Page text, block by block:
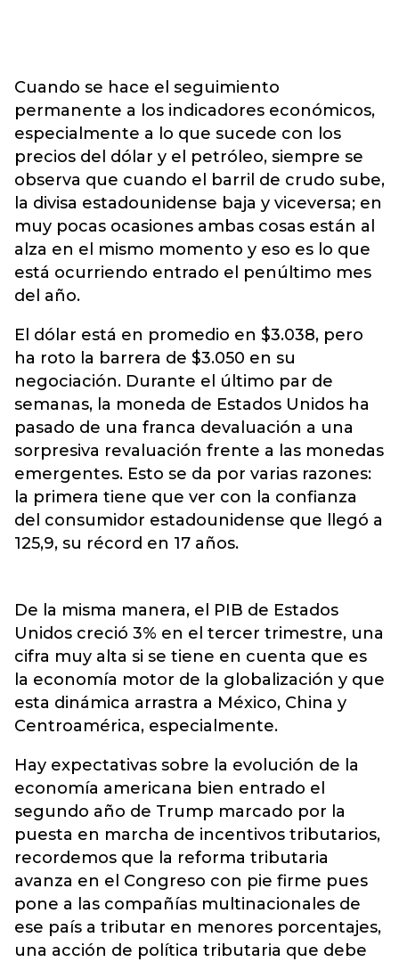
Cuando se hace el seguimiento
permanente a los indicadores económicos,
especialmente a lo que sucede con los
precios del dólar y el petróleo, siempre se
observa que cuando el barril de crudo sube,
la divisa estadounidense baja y viceversa; en
muy pocas ocasiones ambas cosas están al
alza en el mismo momento y eso es lo que
está ocurriendo entrado el penúltimo mes
del año.
El dólar está en promedio en $3.038, pero
ha roto la barrera de $3.050 en su
negociación. Durante el último par de
semanas, la moneda de Estados Unidos ha
pasado de una franca devaluación a una
sorpresiva revaluación frente a las monedas
emergentes. Esto se da por varias razones:
la primera tiene que ver con la confianza
del consumidor estadounidense que llegó a
125,9, su récord en 17 años.
De la misma manera, el PIB de Estados
Unidos creció 3% en el tercer trimestre, una
cifra muy alta si se tiene en cuenta que es
la economía motor de la globalización y que
esta dinámica arrastra a México, China y
Centroamérica, especialmente.
Hay expectativas sobre la evolución de la
economía americana bien entrado el
segundo año de Trump marcado por la
puesta en marcha de incentivos tributarios,
recordemos que la reforma tributaria
avanza en el Congreso con pie firme pues
pone a las compañías multinacionales de
ese país a tributar en menores porcentajes,
una acción de política tributaria que debe